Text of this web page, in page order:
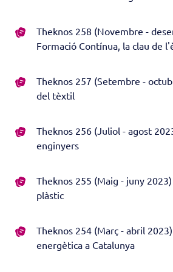
Theknos 258 (Novembre -
Formació Contínua, la clau de
Theknos 257 (Setembre -
del tèxtil
Theknos 256 (Juliol - agost
enginyers
Theknos 255 (Maig - juny
plàstic
Theknos 254 (Març - abril
energètica a Catalunya